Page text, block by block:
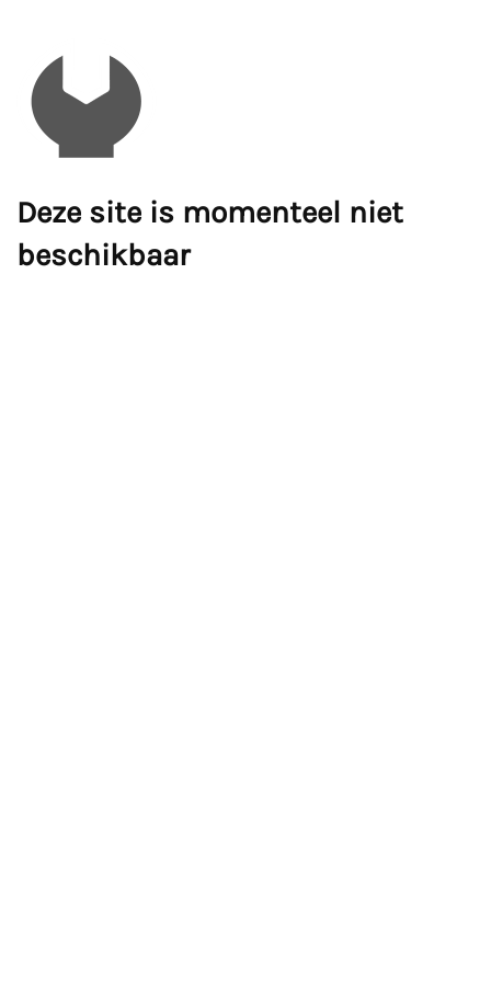
Deze site is momenteel niet
beschikbaar